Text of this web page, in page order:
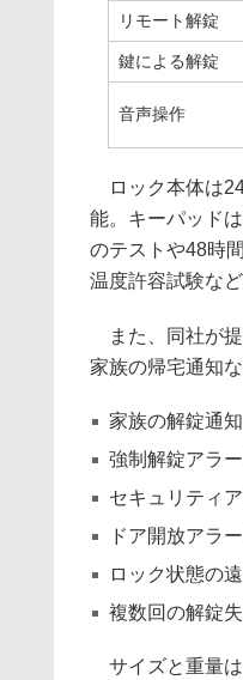
リモート解錠
鍵による解錠
音声操作
ロック本体は
能。キーパッド
のテストや48時
温度許容試験な
また、同社が提
家族の帰宅通知
家族の解錠通知
強制解錠アラー
セキュリティ
ドア開放アラ
ロック状態の
複数回の解錠
サイズと重量は